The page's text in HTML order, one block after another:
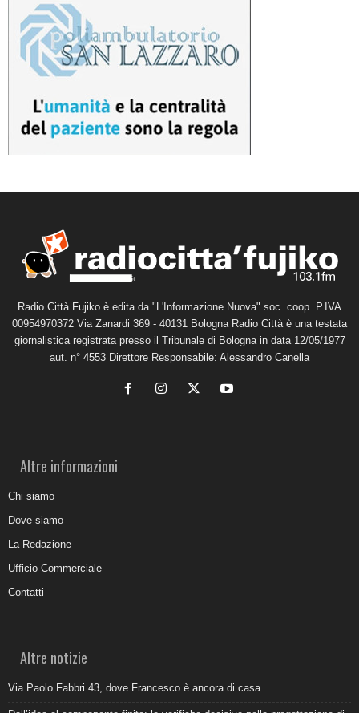
Radio Città Fujiko è edita da "L'Informazione Nuova" soc. coop. P.IVA
00954970372 Via Zanardi 369 - 40131 Bologna Radio Città è una testata
giornalistica registrata presso il Tribunale di Bologna in data 12/05/1977
aut. n° 4553 Direttore Responsabile: Alessandro Canella
Altre informazioni
Chi siamo
Dove siamo
La Redazione
Ufficio Commerciale
Contatti
Altre notizie
Via Paolo Fabbri 43, dove Francesco è ancora di casa